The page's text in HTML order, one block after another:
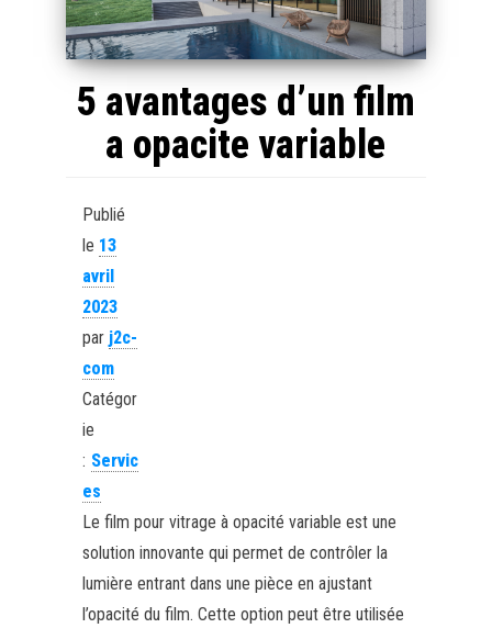
5 avantages d’un film
a opacite variable
Publié
le 13
avril
2023
par j2c-
com
Catégor
ie
: Servic
es
Le film pour vitrage à opacité variable est une
solution innovante qui permet de contrôler la
lumière entrant dans une pièce en ajustant
l’opacité du film. Cette option peut être utilisée